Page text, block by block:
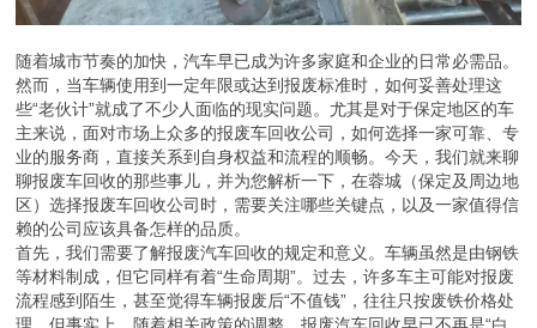
随着城市节奏的加快，汽车早已成为许多家庭和企业的日常必需品。
然而，当车辆使用到一定年限或达到报废标准时，如何妥善处理这
些“老伙计”就成了不少人面临的现实问题。尤其是对于保定地区的车
主来说，面对市场上众多的报废车回收公司，如何选择一家可靠、专
业的服务商，直接关系到自身权益和流程的顺畅。今天，我们就来聊
聊报废车回收的那些事儿，并为您解析一下，在蓉城（保定及周边地
区）选择报废车回收公司时，需要关注哪些关键点，以及一家值得信
赖的公司应该具备怎样的品质。
首先，我们需要了解报废汽车回收的规定和意义。车辆虽然是由钢铁
等材料制成，但它同样有着“生命周期”。过去，许多车主可能对报废
流程感到陌生，甚至觉得车辆报废后“不值钱”，往往只按废铁价格处